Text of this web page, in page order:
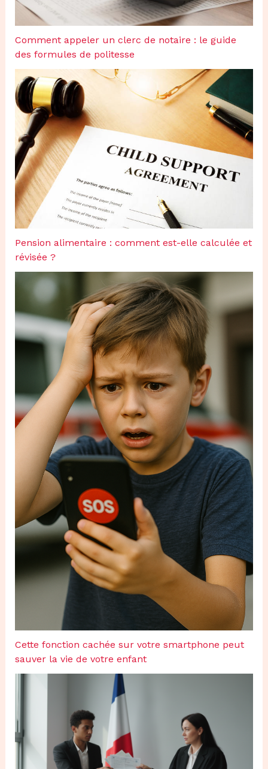
Comment appeler un clerc de notaire : le guide
des formules de politesse
Pension alimentaire : comment est-elle calculée et
révisée ?
Cette fonction cachée sur votre smartphone peut
sauver la vie de votre enfant